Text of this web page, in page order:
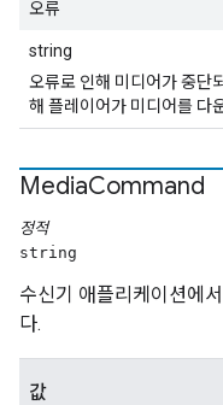
오류
string
오류로 인해 미디어가 중단
해 플레이어가 미디어를 다
MediaCommand
정적
string
수신기 애플리케이션에
다.
값